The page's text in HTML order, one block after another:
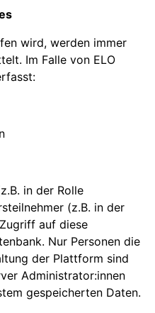
wird, werden immer
Im Falle von ELO
in der Rolle
(z.B. in der
Zugriff auf diese
Nur Personen die
der Plattform sind
Administrator:innen
gespeicherten Daten.